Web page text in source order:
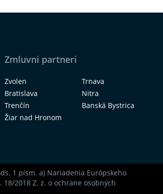
Zmluvni partneri
Zvolen
Trnava
Bratislava
Nitra
Trenčín
Banská Bystrica
Žiar nad Hronom
1 písm. a) Nariadenia Európskeho
2018 Z. z. o ochrane osobných